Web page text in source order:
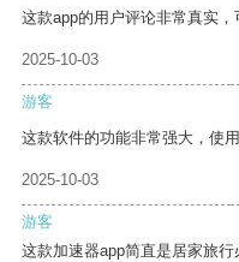
这款app的用户评论非常真实，
2025-10-03
游客
这款软件的功能非常强大，使
2025-10-03
游客
这款加速器app简直是居家旅